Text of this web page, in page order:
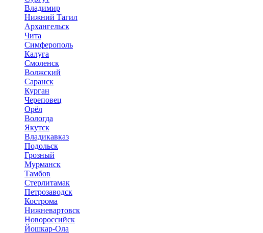
Владимир
Нижний Тагил
Архангельск
Чита
Симферополь
Калуга
Смоленск
Волжский
Саранск
Курган
Череповец
Орёл
Вологда
Якутск
Владикавказ
Подольск
Грозный
Мурманск
Тамбов
Стерлитамак
Петрозаводск
Кострома
Нижневартовск
Новороссийск
Йошкар-Ола